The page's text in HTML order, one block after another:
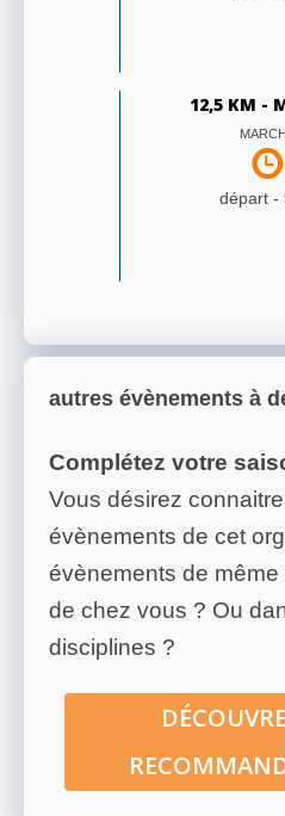
12,5 KM -
départ -
autres évènements à
Complétez votre
Vous désirez
évènements de cet
évènements de
de chez vous ? Ou
disciplines ?